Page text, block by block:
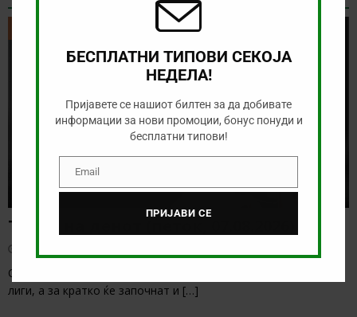
Тикет на денот (петок, 07.08.2026)
Овој викенд веќе бележиме старт на послабите европски
лиги, а за кратко ќе започнат и […]
БЕСПЛАТНИ ТИПОВИ СЕКОЈА
НЕДЕЛА!
Пријавете се нашиот билтен за да добивате
информации за нови промоции, бонус понуди и
бесплатни типови!
EmailEmail
ПРИЈАВИ СЕ